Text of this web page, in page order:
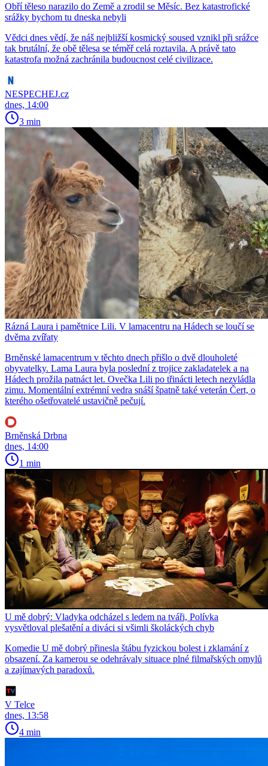
Obří těleso narazilo do Země a zrodil se Měsíc. Bez katastrofické
srážky bychom tu dneska nebyli
Vědci dnes vědí, že náš nejbližší kosmický soused vznikl při srážce
tak brutální, že obě tělesa se téměř celá roztavila. A právě tato
katastrofa možná zachránila budoucnost celé civilizace.
NESPECHEJ.cz
dnes, 14:00
3 min
Rázná Laura i pamětnice Lili. V lamacentru na Hádech se loučí se
dvěma zvířaty
Brněnské lamacentrum v těchto dnech přišlo o dvě dlouholeté
obyvatelky. Lama Laura byla poslední z trojice zakladatelek a na
Hádech prožila patnáct let. Ovečka Lili po třinácti letech nezvládla
zimu. Momentální extrémní vedra snáší špatně také veterán Čert, o
kterého ošetřovatelé ustavičně pečují.
Brněnská Drbna
dnes, 14:00
1 min
U mě dobrý: Vladyka odcházel s ledem na tváři, Polívka
vysvětloval plešatění a diváci si všimli školáckých chyb
Komedie U mě dobrý přinesla štábu fyzickou bolest i zklamání z
obsazení. Za kamerou se odehrávaly situace plné filmařských omylů
a zajímavých paradoxů.
V Telce
dnes, 13:58
4 min